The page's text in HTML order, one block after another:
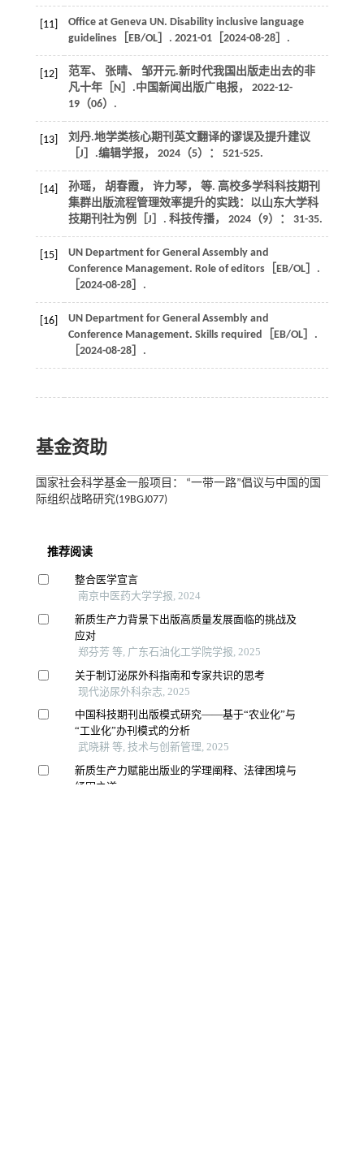
[11] Office at Geneva UN. Disability inclusive language
guidelines［EB/OL］. 2021-01［2024-08-28］.
[12]
范军、 张晴、 邹开元.新时代我国出版走出去的非
凡十年［N］.中国新闻出版广电报， 2022-12-
19（06）.
[13]
刘丹.地学类核心期刊英文翻译的谬误及提升建议
［J］.编辑学报， 2024（5）： 521-525.
[14] 孙瑶， 胡春霞， 许力琴， 等. 高校多学科科技期刊
集群出版流程管理效率提升的实践：以山东大学科
技期刊社为例［J］. 科技传播， 2024（9）： 31-35.
[15]
UN Department for General Assembly and
Conference Management. Role of editors［EB/OL］.
［2024-08-28］.
[16]
UN Department for General Assembly and
Conference Management. Skills required［EB/OL］.
［2024-08-28］.
基金资助
国家社会科学基金一般项目： “一带一路”倡议与中国的国
际组织战略研究(19BGJ077)